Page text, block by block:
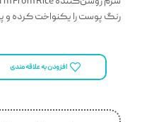
رنگ پوست را یکنواخت کرده و
افزودن به علاقه مندی